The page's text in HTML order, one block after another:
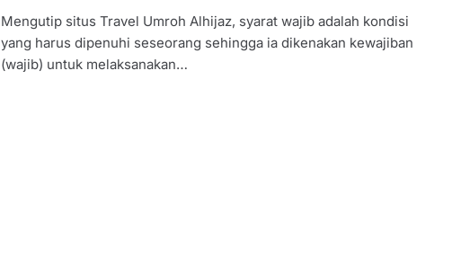
Mengutip situs Travel Umroh Alhijaz, syarat wajib adalah kondisi
yang harus dipenuhi seseorang sehingga ia dikenakan kewajiban
(wajib) untuk melaksanakan…